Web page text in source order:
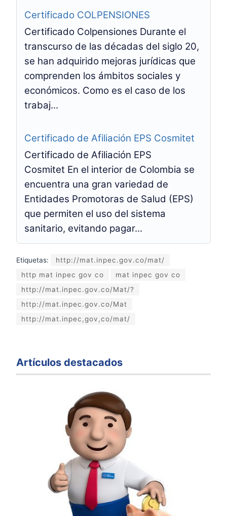
Certificado COLPENSIONES
Certificado Colpensiones Durante el
transcurso de las décadas del siglo 20,
se han adquirido mejoras jurídicas que
comprenden los ámbitos sociales y
económicos. Como es el caso de los
trabaj...
Certificado de Afiliación EPS Cosmitet
Certificado de Afiliación EPS
Cosmitet En el interior de Colombia se
encuentra una gran variedad de
Entidades Promotoras de Salud (EPS)
que permiten el uso del sistema
sanitario, evitando pagar...
Etiquetas:
http://mat.inpec.gov.co/mat/
http mat inpec gov co
mat inpec gov co
http://mat.inpec.gov.co/Mat/?
http://mat.inpec.gov.co/Mat
http://mat.inpec,gov,co/mat/
Artículos destacados